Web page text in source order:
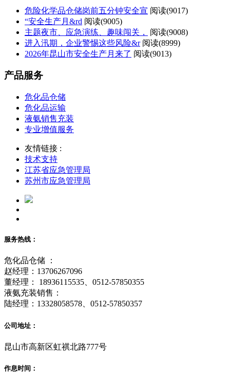
危险化学品仓储岗前五分钟安全宣 阅读(9017)
“安全生产月&rd 阅读(9005)
主题夜市、应急演练、趣味闯关，
阅读(9008)
进入汛期，企业警惕这些风险&r 阅读(8999)
2026年昆山市安全生产月来了 阅读(9013)
产品服务
危化品仓储
危化品运输
液氨销售充装
专业增值服务
友情链接 :
技术支持
江苏省应急管理局
苏州市应急管理局
服务热线：
危化品仓储 ：
赵经理：13706267096
董经理： 18936115535、0512-57850355
液氨充装销售：
陆经理：13328058578、0512-57850357
公司地址：
昆山市高新区虹祺北路777号
作息时间：